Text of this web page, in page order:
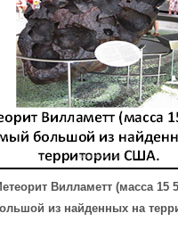
Вилламетт (масса 15
из найденных на